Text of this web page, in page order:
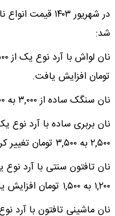
در شهریور ۱۴۰۳
شد:
تومان افزایش یافت.
نان سنگک ساده از ۳,۰۰۰ به ۵,۰۰۰ تومان رسید.
۲,۵۰۰ به ۳,۵۰۰ تومان تغییر کرد.
۱,۲۰۰ به ۱,۵۰۰ تومان افزایش یافت.